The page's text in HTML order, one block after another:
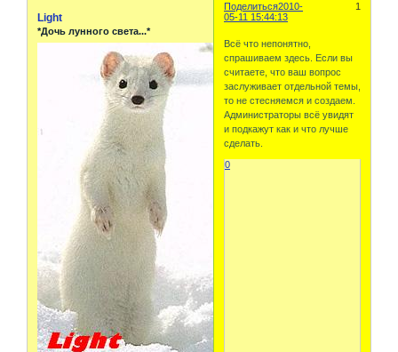
Поделиться 1
2010-
05-11 15:44:13
Light
*Дочь лунного света...*
Всё что непонятно,
спрашиваем здесь. Если вы
считаете, что ваш вопрос
заслуживает отдельной темы,
то не стесняемся и создаем.
Администраторы всё увидят
и подкажут как и что лучше
сделать.
0